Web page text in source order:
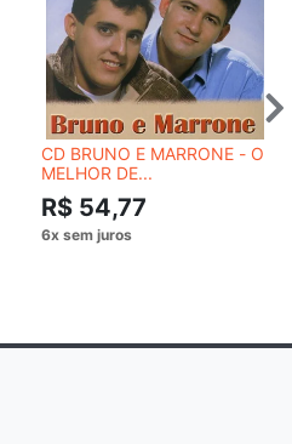
CD BRUNO E MARRONE - O
MELHOR DE...
R$ 54,77